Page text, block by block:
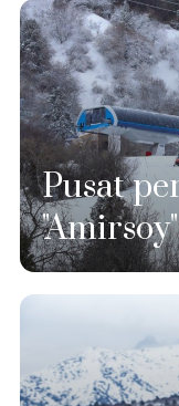
Pusat
"Amirsoy"